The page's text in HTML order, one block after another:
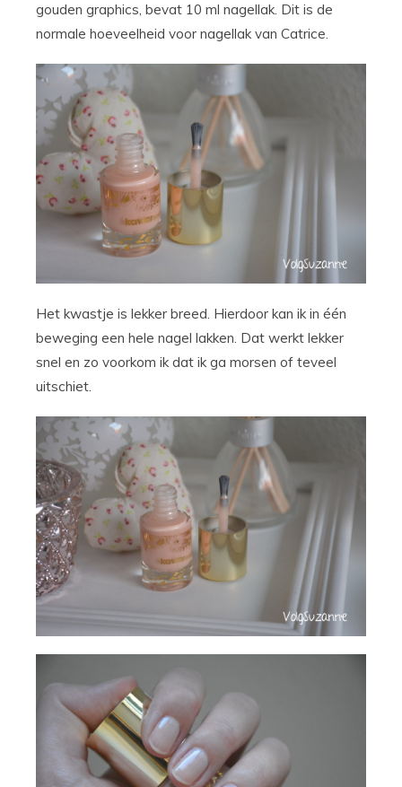
gouden graphics, bevat 10 ml nagellak. Dit is de
normale hoeveelheid voor nagellak van Catrice.
Het kwastje is lekker breed. Hierdoor kan ik in één
beweging een hele nagel lakken. Dat werkt lekker
snel en zo voorkom ik dat ik ga morsen of teveel
uitschiet.